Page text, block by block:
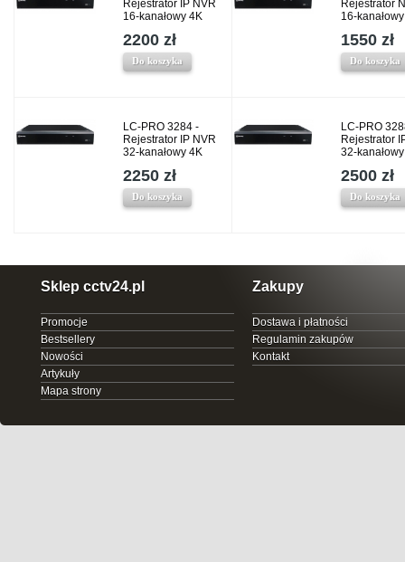
Rejestrator IP NVR
16-kanałowy 4K
2200 zł
Do koszyka
Rejestrator
16-
1550 zł
Do koszyka
LC-PRO 3284 -
Rejestrator IP NVR
32-kanałowy 4K
2250 zł
Do koszyka
LC-PRO
Rejestrator
32-
2500 zł
Do koszyka
Sklep cctv24.pl
Promocje
Bestsellery
Nowości
Artykuły
Mapa strony
Zakupy
Dostawa i płatności
Regulamin zakupów
Kontakt